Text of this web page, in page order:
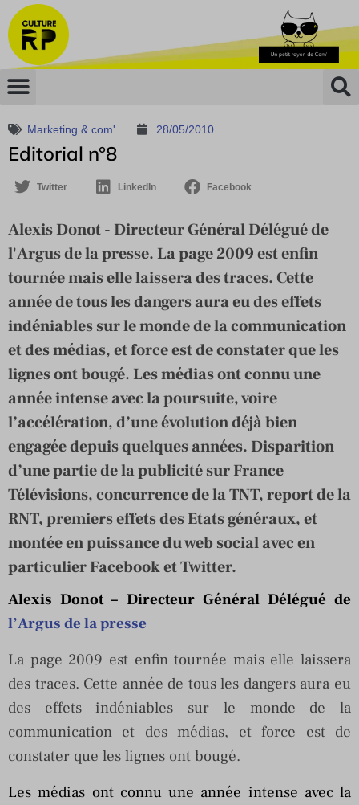
Marketing & com' 28/05/2010
Editorial n°8
Twitter LinkedIn Facebook
Alexis Donot - Directeur Général Délégué de
l'Argus de la presse. La page 2009 est enfin
tournée mais elle laissera des traces. Cette
année de tous les dangers aura eu des effets
indéniables sur le monde de la communication
et des médias, et force est de constater que les
lignes ont bougé. Les médias ont connu une
année intense avec la poursuite, voire
l’accélération, d’une évolution déjà bien
engagée depuis quelques années. Disparition
d’une partie de la publicité sur France
Télévisions, concurrence de la TNT, report de la
RNT, premiers effets des Etats généraux, et
montée en puissance du web social avec en
particulier Facebook et Twitter.
Alexis Donot– Directeur Général Délégué de
l’Argus de la presse
La page 2009 est enfin tournée mais elle laissera
des traces. Cette année de tous les dangers aura eu
des effets indéniables sur le monde de la
communication et des médias, et force est de
constater que les lignes ont bougé.
Les médias ont connu une année intense avec la